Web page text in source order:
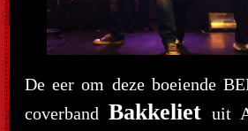
De eer om deze boeiende
coverband Bakkeliet uit